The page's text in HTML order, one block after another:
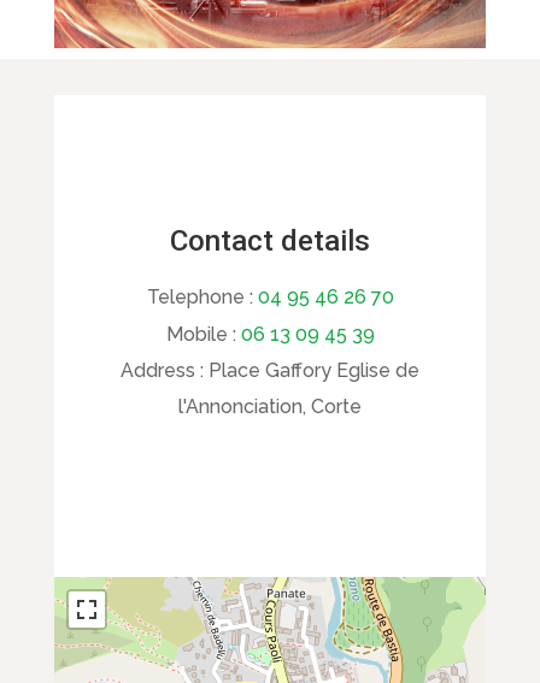
Contact details
Telephone : 04 95 46 26 70
Mobile : 06 13 09 45 39
Address : Place Gaffory Eglise de
l'Annonciation, Corte